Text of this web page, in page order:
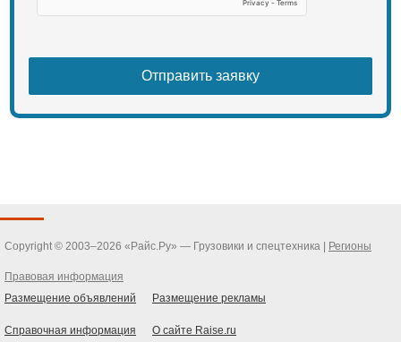
Copyright © 2003–2026 «Райс.Ру» — Грузовики и спецтехника | Регионы
Правовая информация
Размещение объявлений
Размещение рекламы
Справочная информация О сайте Raise.ru